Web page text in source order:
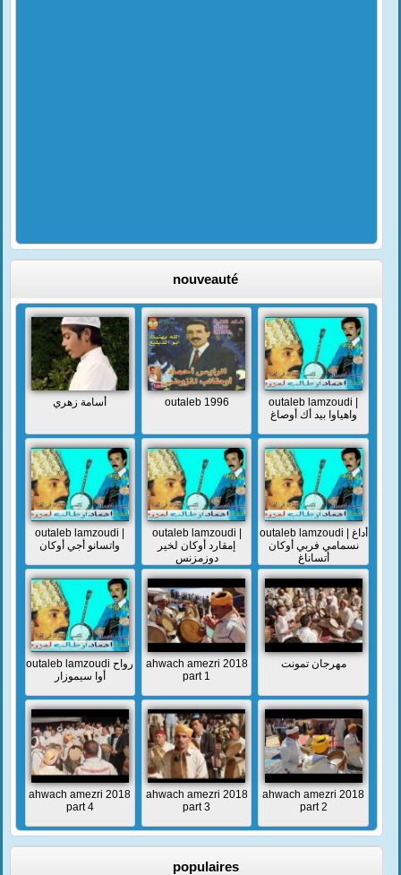
nouveauté
أسامة زهري outaleb 1996
outaleb lamzoudi |
واهياوا بيد أك أوصاغ
outaleb lamzoudi |
واتسانو أجي أوكان
outaleb lamzoudi |
إمقارد أوكان لخير
دوزمزنس
outaleb lamzoudi | أداغ
نسمامي فربي أوكان
أتساناغ
outaleb lamzoudi رواح
أوا سيموزار
ahwach amezri 2018
part 1
مهرجان تمونت
ahwach amezri 2018
part 4
ahwach amezri 2018
part 3
ahwach amezri 2018
part 2
populaires